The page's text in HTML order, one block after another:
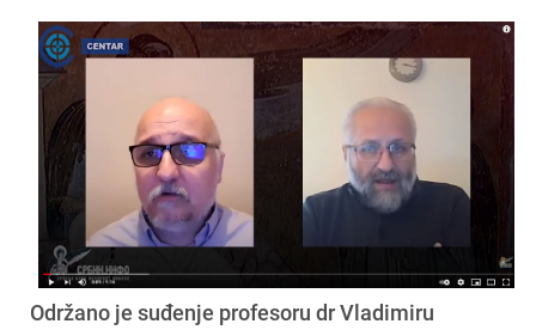
Održano je suđenje profesoru dr Vladimiru